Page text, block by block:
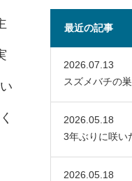
最近の記事
2026.07.13
スズメバチの巣
2026.05.18
3年ぶりに咲い
2026.05.18